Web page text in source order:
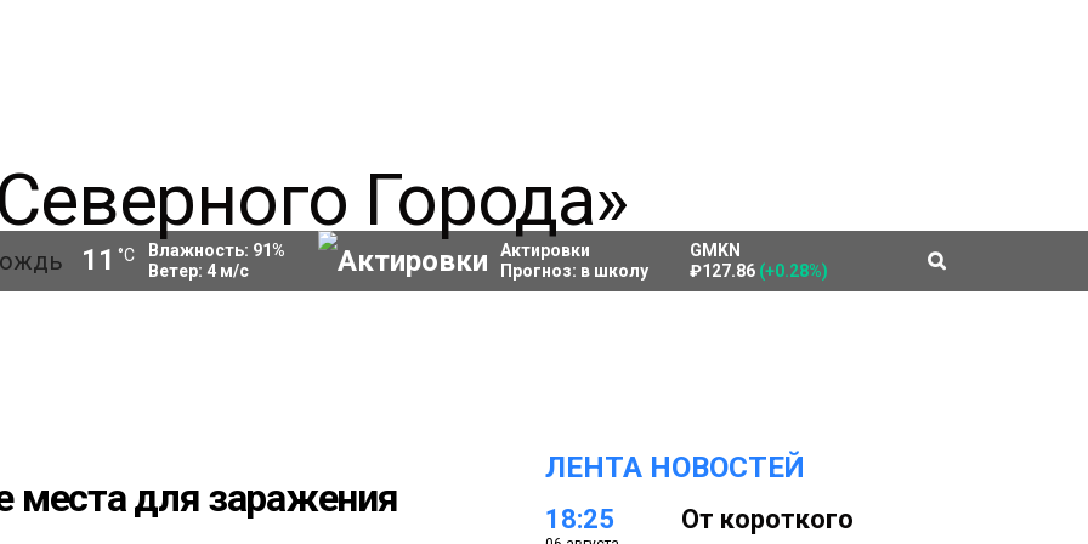
11 °C Влажность: 91%
Ветер: 4м/с
Актировки
Прогноз: в школу
GMKN
₽127.86 (+0.28%)
для заражения
ЛЕНТА НОВОСТЕЙ
18:25
От короткого